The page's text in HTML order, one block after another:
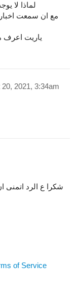
لماذا لا
مع ان سمعت
ياريت اعرف
2021, 3:34am
شكرا ع الرد اتمنى
of Service